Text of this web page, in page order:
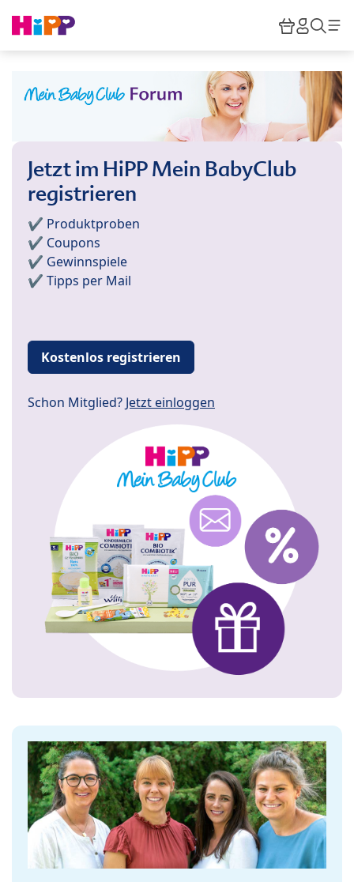
HiPP
Jetzt im HiPP Mein BabyClub
registrieren
✔️ Produktproben
✔️ Coupons
✔️ Gewinnspiele
✔️ Tipps per Mail
Kostenlos registrieren
Schon Mitglied? Jetzt einloggen